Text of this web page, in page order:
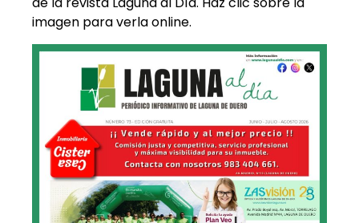
imagen para verla online.